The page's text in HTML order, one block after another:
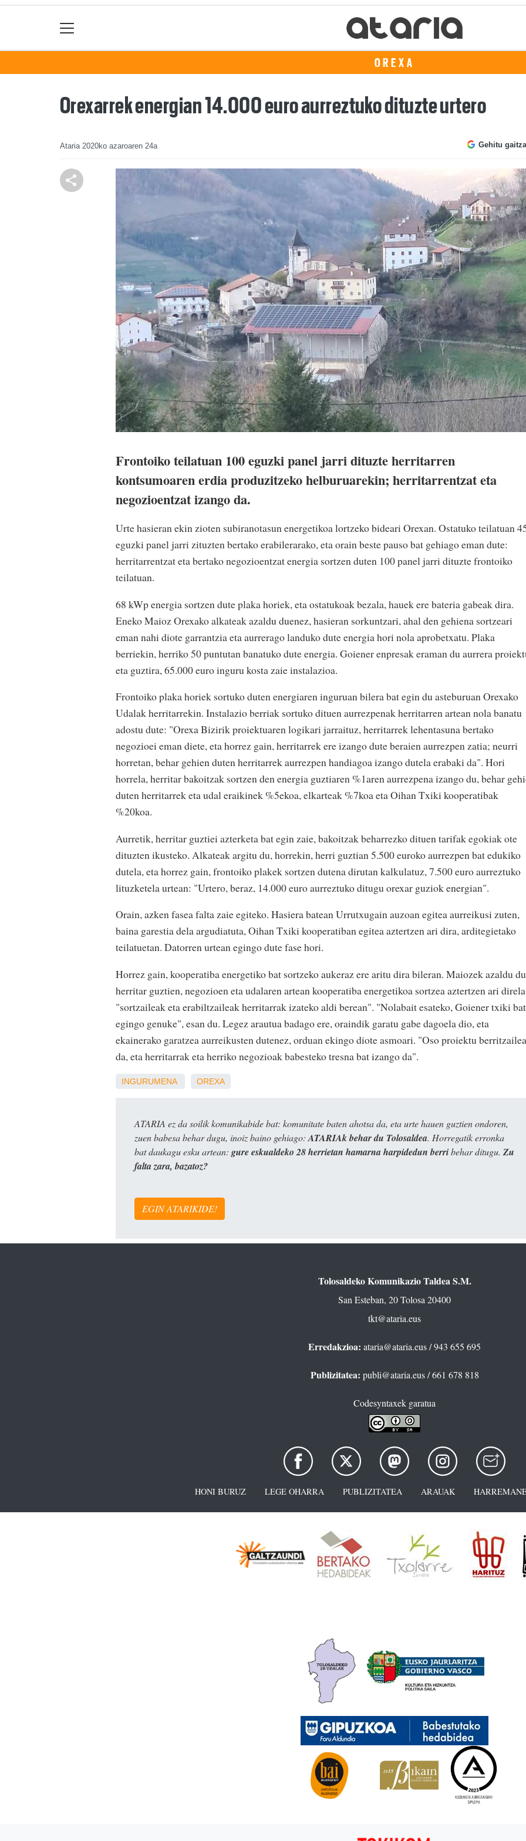
OREXA
Orexarrek energian 14.000 euro aurreztuko dituzte urtero
Ataria 2020ko azaroaren 24a Gehitu
Frontoiko teilatuan 100 eguzki panel jarri dituzte herritarren
kontsumoaren erdia produzitzeko helburuarekin; herritarrentzat eta
negozioentzat izango da.
Urte hasieran ekin zioten subiranotasun energetikoa lortzeko bideari Orexan. Ostatuko teilatuan
eguzki panel jarri zituzten bertako erabilerarako, eta orain beste pauso bat gehiago eman dute:
herritarrentzat eta bertako negozioentzat energia sortzen duten 100 panel jarri dituzte frontoiko
teilatuan.
68 kWp energia sortzen dute plaka horiek, eta ostatukoak bezala, hauek ere bateria gabeak dira.
Eneko Maioz Orexako alkateak azaldu duenez, hasieran sorkuntzari, ahal den gehiena sortzeari
eman nahi diote garrantzia eta aurrerago landuko dute energia hori nola aprobetxatu. Plaka
berriekin, herriko 50 puntutan banatuko dute energia. Goiener enpresak eraman du aurrera
eta guztira, 65.000 euro inguru kosta zaie instalazioa.
Frontoiko plaka horiek sortuko duten energiaren inguruan bilera bat egin du asteburuan Orexako
Udalak herritarrekin. Instalazio berriak sortuko dituen aurrezpenak herritarren artean nola banatu
adostu dute: "Orexa Bizirik proiektuaren logikari jarraituz, herritarrek lehentasuna bertako
negozioei eman diete, eta horrez gain, herritarrek ere izango dute beraien aurrezpen zatia; neurri
horretan, behar gehien duten herritarrek aurrezpen handiagoa izango dutela erabaki da". Hori
horrela, herritar bakoitzak sortzen den energia guztiaren %1aren aurrezpena izango du, behar
duten herritarrek eta udal eraikinek %5ekoa, elkarteak %7koa eta Oihan Txiki kooperatibak
%20koa.
Aurretik, herritar guztiei azterketa bat egin zaie, bakoitzak beharrezko dituen tarifak egokiak ote
dituzten ikusteko. Alkateak argitu du, horrekin, herri guztian 5.500 euroko aurrezpen bat edukiko
dutela, eta horrez gain, frontoiko plakek sortzen dutena dirutan kalkulatuz, 7.500 euro aurreztuko
lituzketela urtean: "Urtero, beraz, 14.000 euro aurreztuko ditugu orexar guziok energian".
Orain, azken fasea falta zaie egiteko. Hasiera batean Urrutxugain auzoan egitea aurreikusi zuten,
baina garestia dela argudiatuta, Oihan Txiki kooperatiban egitea aztertzen ari dira, arditegietako
teilatuetan. Datorren urtean egingo dute fase hori.
Horrez gain, kooperatiba energetiko bat sortzeko aukeraz ere aritu dira bileran. Maiozek azaldu du
herritar guztien, negozioen eta udalaren artean kooperatiba energetikoa sortzea aztertzen ari
"sortzaileak eta erabiltzaileak herritarrak izateko aldi berean". "Nolabait esateko, Goiener txiki bat
egingo genuke", esan du. Legez arautua badago ere, oraindik garatu gabe dagoela dio, eta
ekainerako garatzea aurreikusten dutenez, orduan ekingo diote asmoari. "Oso proiektu berritzailea
da, eta herritarrak eta herriko negozioak babesteko tresna bat izango da".
INGURUMENA OREXA
ATARIA ez da soilik komunikabide bat: komunitate baten ahotsa da, eta urte hauen guztien ondoren,
zuen babesa behar dugu, inoiz baino gehiago:ATARIAk behar du Tolosaldea. Horregatik erronka
bat daukagu esku artean: gure eskualdeko 28 herrietan hamarna harpidedun berribehar ditugu. Zu
falta zara, bazatoz?
EGIN ATARIKIDE!
Tolosaldeko Komunikazio Taldea S.M.
San Esteban, 20 Tolosa 20400
tkt@ataria.eus
Erredakzioa: ataria@ataria.eus/ 943 655 695
Publizitatea: publi@ataria.eus/ 661 678 818
Codesyntaxek garatua
HONI BURUZ LEGE OHARRA PUBLIZITATEA ARAUAK